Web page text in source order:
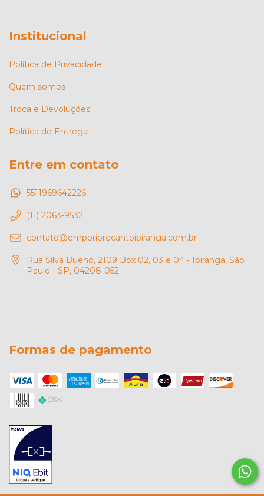
Institucional
Política de Privacidade
Quem somos
Troca e Devoluções
Política de Entrega
Entre em contato
5511969642226
(11) 2063-9532
contato@emporiorecantoipiranga.com.br
Rua Silva Bueno, 2109 Box 02, 03 e 04 - Ipiranga, São
Paulo - SP, 04208-052
Formas de pagamento